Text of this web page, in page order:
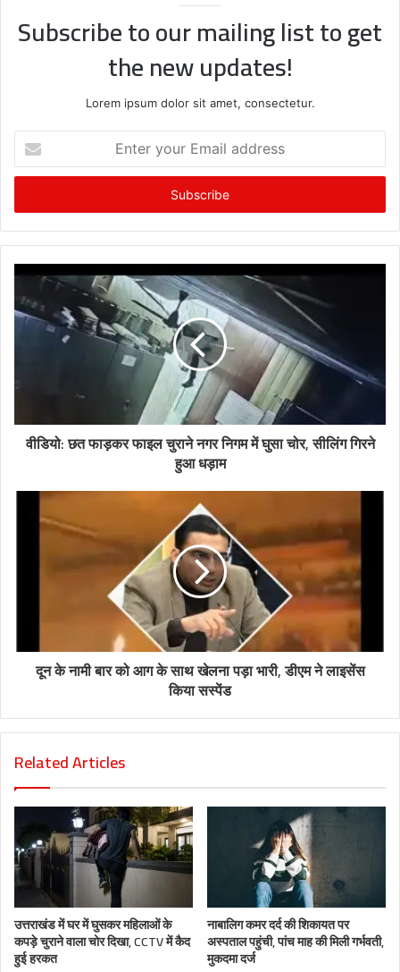
Subscribe to our mailing list to get
the new updates!
Lorem ipsum dolor sit amet, consectetur.
your
Email
वीडियो: छत फाड़कर फाइल चुराने नगर निगम में घुसा चोर, सीलिंग गिरने
हुआ धड़ाम
दून के नामी बार को आग के साथ खेलना पड़ा भारी, डीएम ने लाइसेंस
किया सस्पेंड
Related Articles
उत्तराखंड में घर में घुसकर महिलाओं के
कपड़े चुराने वाला चोर दिखा, CCTV में कैद
हुई हरकत
नाबालिग कमर दर्द की शिकायत पर
अस्पताल पहुंची, पांच माह की मिली गर्भवती,
मुकदमा दर्ज